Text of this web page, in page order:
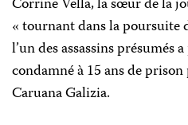
Corrine Vella, la sœur de la
« tournant dans la poursuite
l’un des assassins présumés
condamné à 15 ans de
Caruana Galizia.